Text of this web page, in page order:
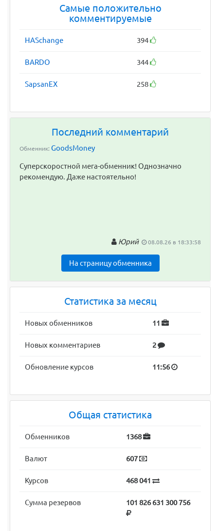
Самые положительно
комментируемые
HASchange 394
BARDO 344
SapsanEX 258
Последний комментарий
Обменник: GoodsMoney
Суперскоростной мега-обменник! Однозначно
рекомендую. Даже настоятельно!
Юрий 08.08.26 в 18:33:58
На страницу обменника
Статистика за месяц
Новых обменников 11
Новых комментариев 2
Обновление курсов 11:56
Общая статистика
Обменников 1368
Валют 607
Курсов 468 041
Сумма резервов 101 826 631 300 756